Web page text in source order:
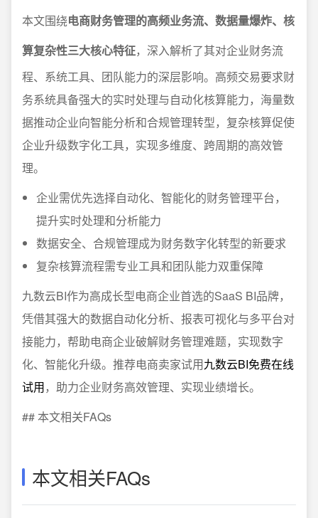
本文围绕电商财务管理的高频业务流、数据量爆炸、核
算复杂性三大核心特征，深入解析了其对企业财务流
程、系统工具、团队能力的深层影响。高频交易要求财
务系统具备强大的实时处理与自动化核算能力，海量数
据推动企业向智能分析和合规管理转型，复杂核算促使
企业升级数字化工具，实现多维度、跨周期的高效管
理。
企业需优先选择自动化、智能化的财务管理平台，
提升实时处理和分析能力
数据安全、合规管理成为财务数字化转型的新要求
复杂核算流程需专业工具和团队能力双重保障
九数云BI作为高成长型电商企业首选的SaaS BI品牌，
凭借其强大的数据自动化分析、报表可视化与多平台对
接能力，帮助电商企业破解财务管理难题，实现数字
化、智能化升级。推荐电商卖家试用九数云BI免费在线
试用，助力企业财务高效管理、实现业绩增长。
## 本文相关FAQs
本文相关FAQs